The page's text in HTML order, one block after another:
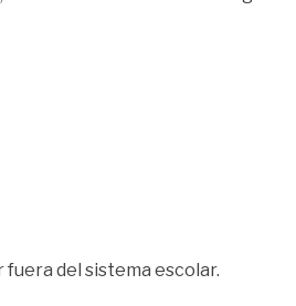
del sistema escolar.